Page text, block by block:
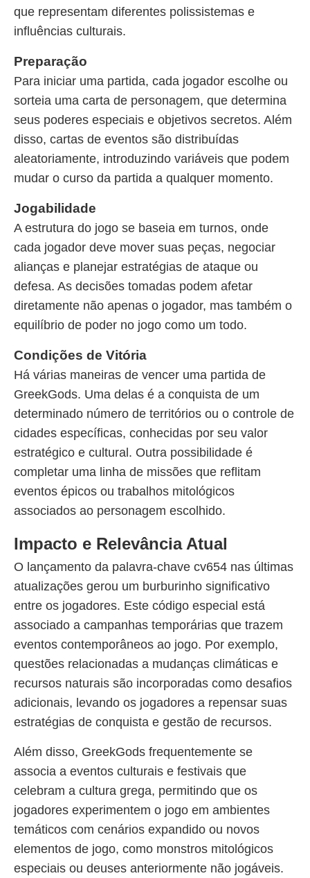
que representam diferentes polissistemas e
influências culturais.
Preparação
Para iniciar uma partida, cada jogador escolhe ou
sorteia uma carta de personagem, que determina
seus poderes especiais e objetivos secretos. Além
disso, cartas de eventos são distribuídas
aleatoriamente, introduzindo variáveis que podem
mudar o curso da partida a qualquer momento.
Jogabilidade
A estrutura do jogo se baseia em turnos, onde
cada jogador deve mover suas peças, negociar
alianças e planejar estratégias de ataque ou
defesa. As decisões tomadas podem afetar
diretamente não apenas o jogador, mas também o
equilíbrio de poder no jogo como um todo.
Condições de Vitória
Há várias maneiras de vencer uma partida de
GreekGods. Uma delas é a conquista de um
determinado número de territórios ou o controle de
cidades específicas, conhecidas por seu valor
estratégico e cultural. Outra possibilidade é
completar uma linha de missões que reflitam
eventos épicos ou trabalhos mitológicos
associados ao personagem escolhido.
Impacto e Relevância Atual
O lançamento da palavra-chave cv654 nas últimas
atualizações gerou um burburinho significativo
entre os jogadores. Este código especial está
associado a campanhas temporárias que trazem
eventos contemporâneos ao jogo. Por exemplo,
questões relacionadas a mudanças climáticas e
recursos naturais são incorporadas como desafios
adicionais, levando os jogadores a repensar suas
estratégias de conquista e gestão de recursos.
Além disso, GreekGods frequentemente se
associa a eventos culturais e festivais que
celebram a cultura grega, permitindo que os
jogadores experimentem o jogo em ambientes
temáticos com cenários expandido ou novos
elementos de jogo, como monstros mitológicos
especiais ou deuses anteriormente não jogáveis.